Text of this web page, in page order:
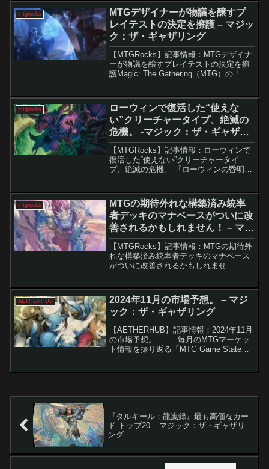
ェーズのルールが変更され、攻撃側...
mtgrocks
MTGデザイナーが物議を醸すプ
レイテストの決定を擁護 – マジッ
ク：ザ・ギャザリング
【MTGRocks】記事情報：MTGデザイナ
ーが物議を醸すプレイテストの決定を擁
護Magic: The Gathering（MTG）の「有
イヤーに知られています。このカ...
mtgrocks
ローウィンで復活した“使えな
い”クリーチャータイプ、絶滅の
危機。 -マジック：ザ・ギャザリ
ング
【MTGRocks】記事情報：ローウィンで
復活した“使えない”クリーチャータイ
プ、絶滅の危機。 『ローウィンの昏明』
らしさを前面に押し出した作品です。...
mtgrocks
MTGの期待外れな構築済み統率
者デッキのマナベースがついに改
善されるかもしれません！ – マジ
ック：ザ・ギャザリング
【MTGRocks】記事情報：MTGの期待外
れな構築済み統率者デッキのマナベース
がついに改善されるかもしれませ
来、製品カレンダーの主要な部分とな
り、フォーマッ...
AETHERHUB
2024年11月の市場予想。 – マジ
ック：ザ・ギャザリング
【AETHERHUB】記事情報：2024年11月
の市場予想。 毎月のMTGマーケッ
ト情報を振り返る「MTG Game State
『タルキール：龍嵐録』最も高価なカー
ド トップ20 – マジック：ザ・ギャザリ
ング